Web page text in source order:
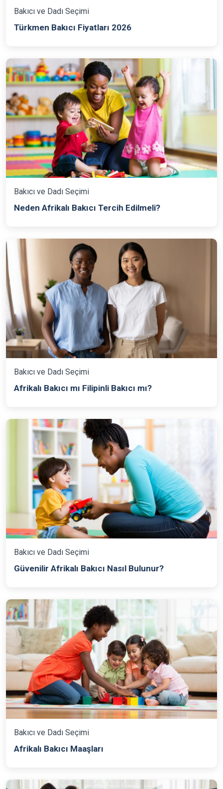
Bakıcı ve Dadı Seçimi
Türkmen Bakıcı Fiyatları 2026
Bakıcı ve Dadı Seçimi
Neden Afrikalı Bakıcı Tercih Edilmeli?
Bakıcı ve Dadı Seçimi
Afrikalı Bakıcı mı Filipinli Bakıcı mı?
Bakıcı ve Dadı Seçimi
Güvenilir Afrikalı Bakıcı Nasıl Bulunur?
Bakıcı ve Dadı Seçimi
Afrikalı Bakıcı Maaşları